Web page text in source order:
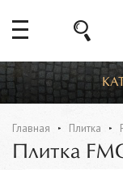
Главная Плитка
Плитка